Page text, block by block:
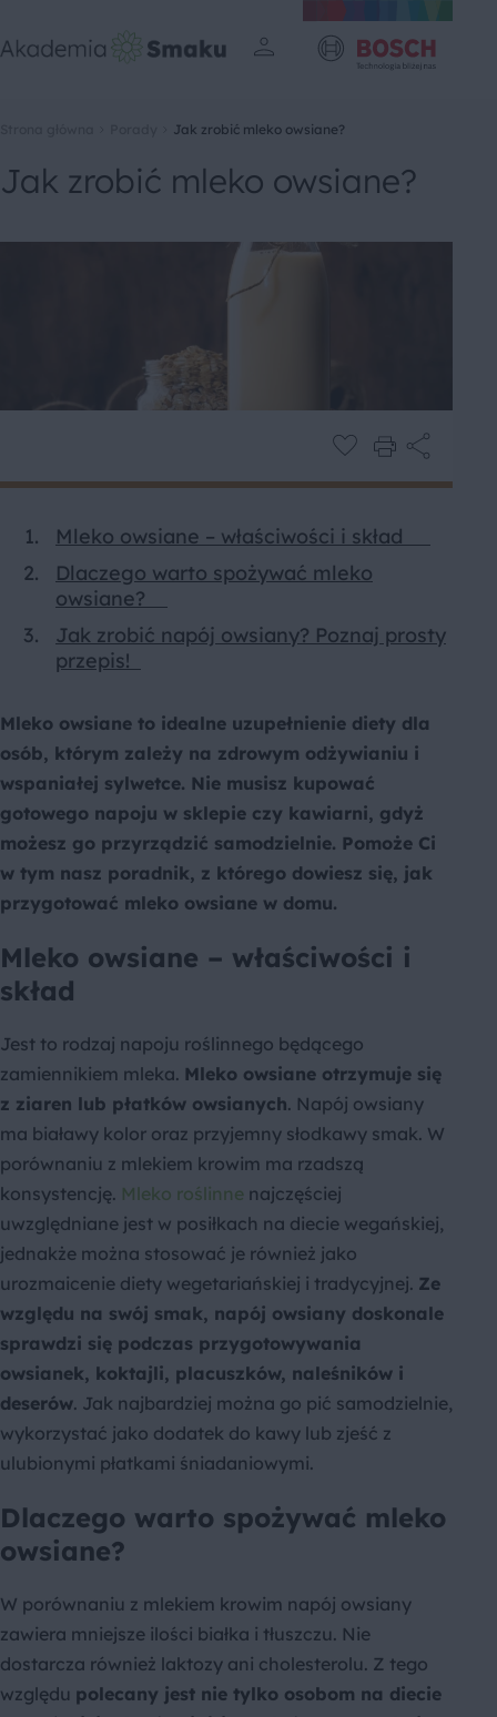
Jak zrobić mleko owsiane?
Jak zrobić mleko owsiane?
Mleko owsiane – właściwości i skład
Dlaczego warto spożywać mleko
owsiane?
Jak zrobić napój owsiany? Poznaj prosty
przepis!
Mleko owsiane to idealne uzupełnienie diety dla
osób, którym zależy na zdrowym odżywianiu i
wspaniałej sylwetce. Nie musisz kupować
gotowego napoju w sklepie czy kawiarni, gdyż
możesz go przyrządzić samodzielnie. Pomoże Ci
w tym nasz poradnik, z którego dowiesz się, jak
przygotować mleko owsiane w domu.
Mleko owsiane – właściwości i
skład
Jest to rodzaj napoju roślinnego będącego
zamiennikiem mleka. Mleko owsiane otrzymuje się
z ziaren lub płatków owsianych. Napój owsiany
ma białawy kolor oraz przyjemny słodkawy smak. W
porównaniu z mlekiem krowim ma rzadszą
konsystencję. Mleko roślinne najczęściej
uwzględniane jest w posiłkach na diecie wegańskiej,
jednakże można stosować je również jako
urozmaicenie diety wegetariańskiej i tradycyjnej. Ze
względu na swój smak, napój owsiany doskonale
sprawdzi się podczas przygotowywania
owsianek, koktajli, placuszków, naleśników i
deserów. Jak najbardziej można go pić samodzielnie,
wykorzystać jako dodatek do kawy lub zjeść z
ulubionymi płatkami śniadaniowymi.
Dlaczego warto spożywać mleko
owsiane?
W porównaniu z mlekiem krowim napój owsiany
zawiera mniejsze ilości białka i tłuszczu. Nie
dostarcza również laktozy ani cholesterolu. Z tego
względu polecany jest nie tylko osobom na diecie